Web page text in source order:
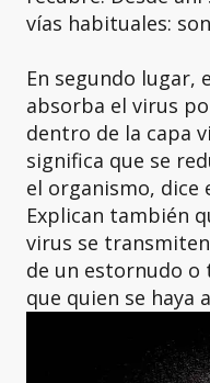
vías habituales:
En segundo lugar,
absorba el virus
dentro de la capa
significa que se
el organismo, dice
Explican también
virus se
de un estornudo o
que quien se haya